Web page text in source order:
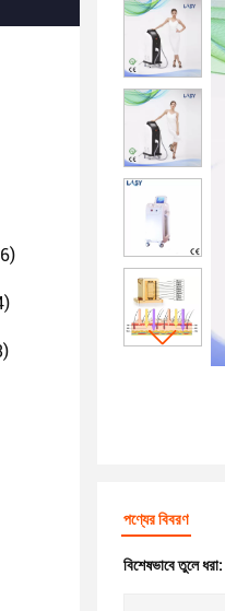
পণ্যের বিবরণ
বিশেষভাবে তুলে ধরা: